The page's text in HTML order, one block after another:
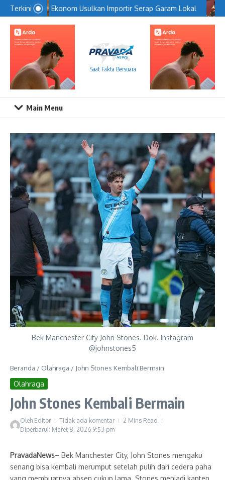
Lewati ke konten
Terkini Ekonom Usulkan Importir Serap Garam Lokal
Saat Fakta Bersuara
Main Menu
Bek Manchester City John Stones. Dok. Instagram
@johnstones5
Beranda / Olahraga / John Stones Kembali Bermain
Olahraga
John Stones Kembali Bermain
Oleh Editor Tidak ada komentar
2 Mins Read
Diperbarui: Maret 8, 2026 9:53 pm
PravadaNews– Bek Manchester City, John Stones mengaku
senang bisa kembali merumput setelah pulih dari cedera paha
yang membuatnya absen cukup lama. Stones menjadi kapten